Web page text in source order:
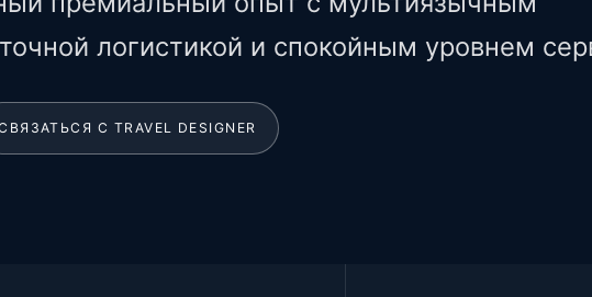
логистикой и спокойным уровнем
С TRAVEL DESIGNER